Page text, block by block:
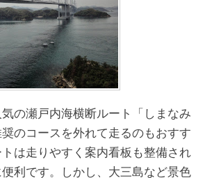
の瀬戸内海横断ルート「しまなみ
のコースを外れて走るのもおすす
は走りやすく案内看板も整備され
利です。しかし、大三島など景色